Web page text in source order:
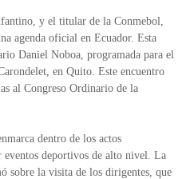
y el titular de la Conmebol,
agenda oficial en Ecuador. Esta
Daniel Noboa, programada para el
en Quito. Este encuentro
al Congreso Ordinario de la
dentro de los actos
eventos deportivos de alto nivel. La
sobre la visita de los dirigentes, que